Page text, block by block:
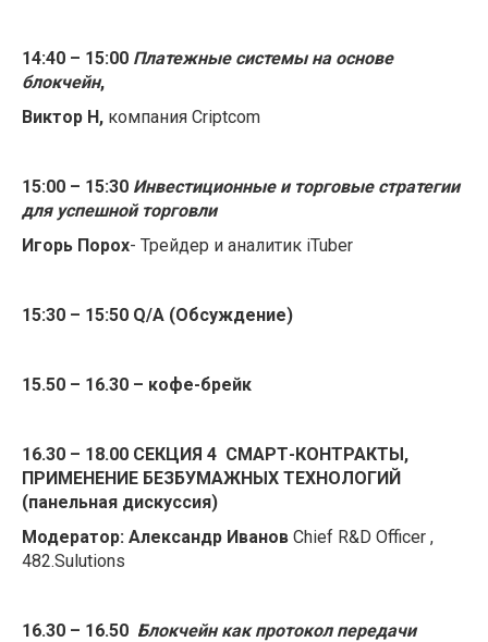
14:40 – 15:00 Платежные системы на основе
блокчейн,
Виктор Н, компания Criptcom
15:00 – 15:30 Инвестиционные и торговые стратегии
для успешной торговли
Игорь Порох- Трейдер и аналитик iTuber
15:30 – 15:50 Q/A (Обсуждение)
15.50 – 16.30 – кофе-брейк
16.30 – 18.00 СЕКЦИЯ 4 СМАРТ-КОНТРАКТЫ,
ПРИМЕНЕНИЕ БЕЗБУМАЖНЫХ ТЕХНОЛОГИЙ
(панельная дискуссия)
Модератор: Александр Иванов Chief R&D Officer ,
482.Sulutions
16.30 – 16.50 Блокчейн как протокол передачи